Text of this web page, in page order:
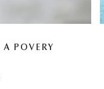
POVERY